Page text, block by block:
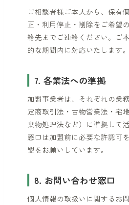
ご相談者様ご本人から、保有
正・利用停止・削除をご希望
絡先までご連絡ください。ご
的な期間内に対応いたします。
7. 各業法への準拠
加盟事業者は、それぞれの業
定商取引法・古物営業法・宅
棄物処理法など）に準拠して
窓口は加盟前に必要な許認可
盟をお願いしています。
8. お問い合わせ窓口
個人情報の取扱いに関するお